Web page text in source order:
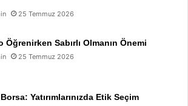
25 Temmuz 2026
Öğrenirken Sabırlı Olmanın Önemi
25 Temmuz 2026
Yatırımlarınızda Etik Seçim